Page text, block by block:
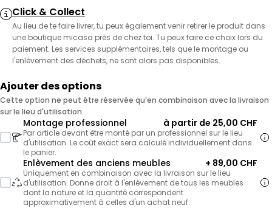
Click & Collect
Au lieu de te faire livrer, tu peux également venir retirer le produit dans
une boutique micasa près de chez toi. Tu peux faire ce choix lors du
paiement. Les services supplémentaires, tels que le montage ou
l'enlèvement des déchets, ne sont alors pas disponibles.
Ajouter des options
Cette option ne peut être réservée qu'en combinaison avec la livraison
sur le lieu d'utilisation.
Montage professionnel à partir de 25,00 CHF
Par article devant être monté par un professionnel sur le lieu
d'utilisation. Le coût exact sera calculé individuellement dans
le panier.
Enlèvement des anciens meubles + 89,00 CHF
Uniquement en combinaison avec la livraison sur le lieu
d'utilisation. Donne droit à l'enlèvement de tous les meubles
dont la nature et la quantité correspondent
approximativement à celles d'un achat neuf.